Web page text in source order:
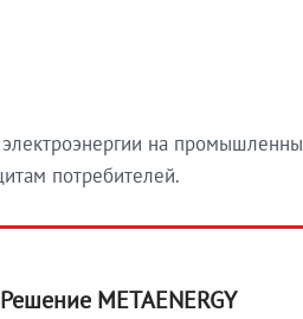
на
потребителей.
Решение METAENERGY